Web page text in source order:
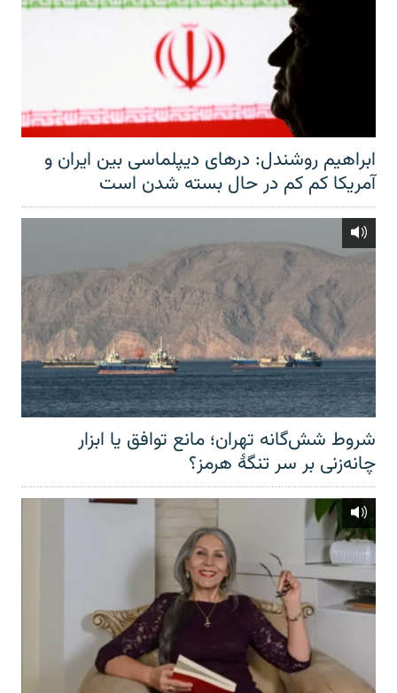
ابراهیم روشندل: درهای دیپلماسی بین ایران و
آمریکا کم کم در حال بسته شدن است
شروط شش‌گانه تهران؛ مانع توافق یا ابزار
چانه‌زنی بر سر تنگهٔ هرمز؟